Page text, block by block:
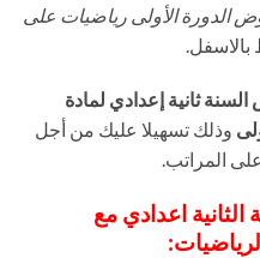
الدورة الأولى رياضيات على
بالاسفل.
ثانية إعدادي لمادة
وذلك تسهيلا عليك من أجل
المراتب.
اعدادي مع